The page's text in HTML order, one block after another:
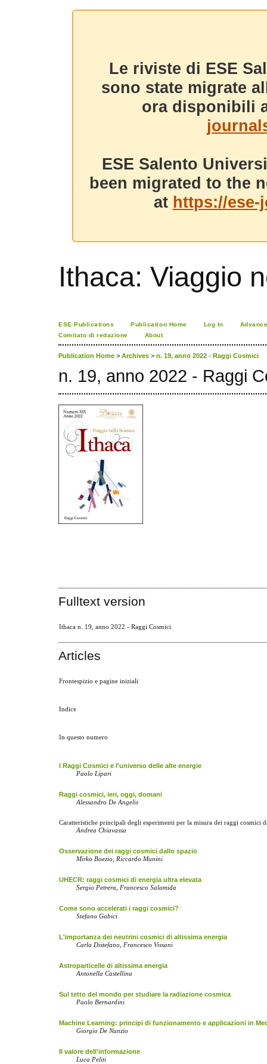
Le riviste di ESE
sono state migrate
ora disponibili
ESE Salento
been migrated to the
at https://
Ithaca: Viaggio
ESE Publications Publication Home Log In
Comitato di redazione
About
Publication Home > Archives > n. 19, anno 2022 - Raggi Cosmici
n. 19, anno 2022 - Raggi
Fulltext version
Ithaca n. 19, anno 2022 - Raggi Cosmici
Articles
Frontespizio e pagine iniziali
Indice
In questo numero
I Raggi Cosmici e l'universo delle alte energie
Paolo Lipari
Raggi cosmici, ieri, oggi, domani
Alessandro De Angelis
Caratteristiche principali degli esperimenti per la misura dei raggi cosmici
Andrea Chiavassa
Osservazione dei raggi cosmici dallo spazio
Mirko Boezio, Riccardo Munini
UHECR: raggi cosmici di energia ultra elevata
Sergio Petrera, Francesco Salamida
Come sono accelerati i raggi cosmici?
Stefano Gabici
L'importanza dei neutrini cosmici di altissima energia
Carla Distefano, Francesco Vissani
Astroparticelle di altissima energia
Antonella Castellina
Sul tetto del mondo per studiare la radiazione cosmica
Paolo Bernardini
Machine Learning: principi di funzionamento e applicazioni in
Giorgio De Nunzio
Il valore dell'informazione
Luca Peliti